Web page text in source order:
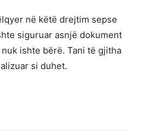
në këtë drejtim sepse
siguruar asnjë dokument
ishte bërë. Tani të gjitha
si duhet.